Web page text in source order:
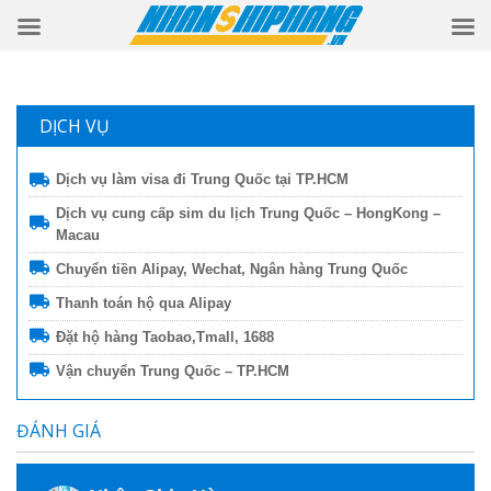
DỊCH VỤ
Dịch vụ làm visa đi Trung Quốc tại TP.HCM
Dịch vụ cung cấp sim du lịch Trung Quốc – HongKong –
Macau
Chuyển tiền Alipay, Wechat, Ngân hàng Trung Quốc
Thanh toán hộ qua Alipay
Đặt hộ hàng Taobao,Tmall, 1688
Vận chuyển Trung Quốc – TP.HCM
ĐÁNH GIÁ